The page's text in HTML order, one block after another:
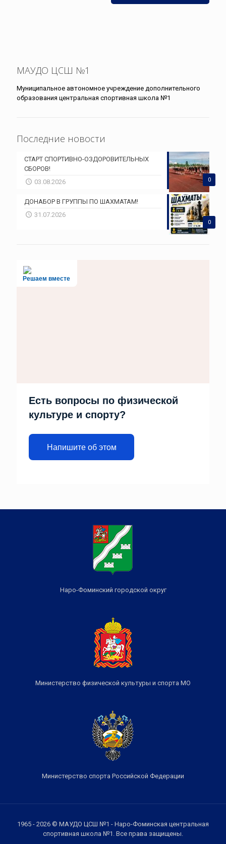
МАУДО ЦСШ №1
Муниципальное автономное учреждение дополнительного
образования центральная спортивная школа №1
Последние новости
0
СТАРТ СПОРТИВНО-ОЗДОРОВИТЕЛЬНЫХ
СБОРОВ!
03.08.2026
0
ДОНАБОР В ГРУППЫ ПО ШАХМАТАМ!
31.07.2026
Решаем вместе
Есть вопросы по физической
культуре и спорту?
Напишите об этом
Наро-Фоминский городской округ
Министерство физической культуры и спорта МО
Министерство спорта Российской Федерации
1965 - 2026 © МАУДО ЦСШ №1 - Наро-Фоминская центральная
спортивная школа №1. Все права защищены.